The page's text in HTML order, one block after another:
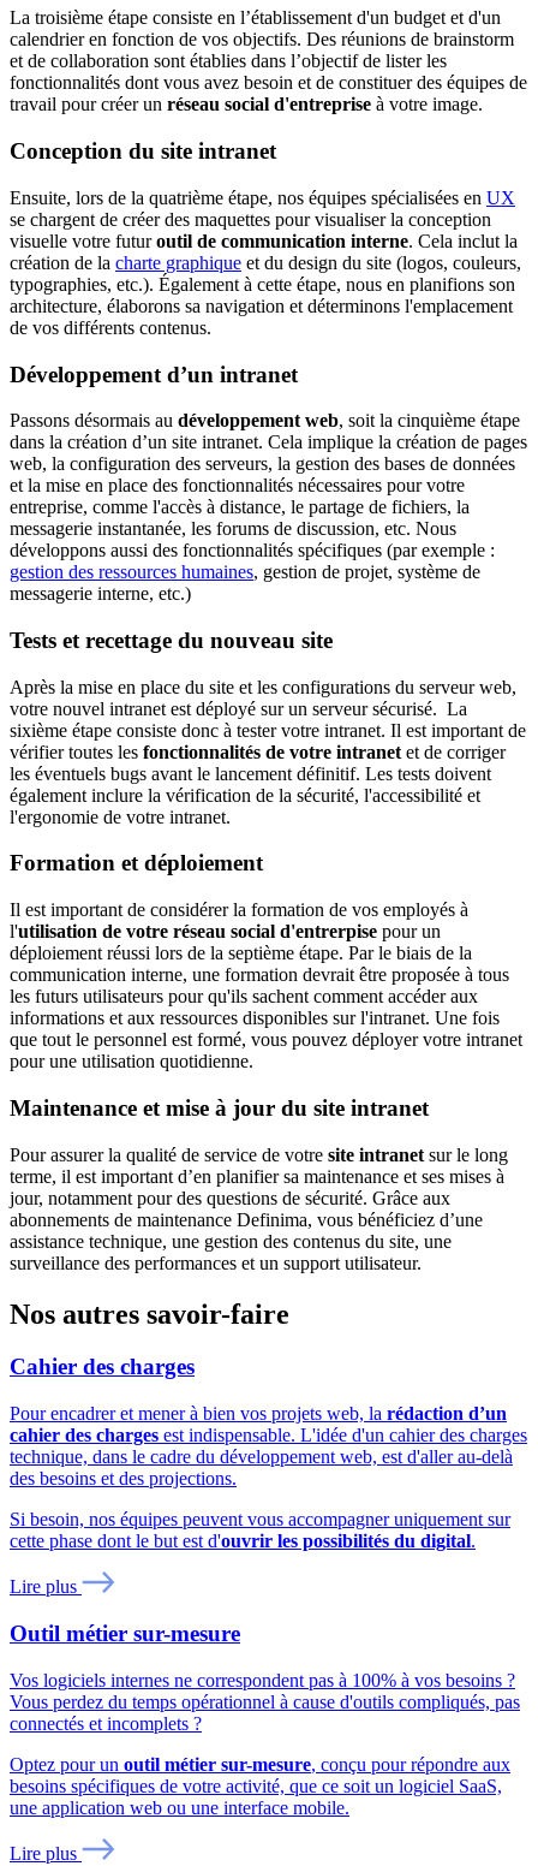
La troisième étape consiste en l’établissement d'un budget et d'un
calendrier en fonction de vos objectifs. Des réunions de brainstorm
et de collaboration sont établies dans l’objectif de lister les
fonctionnalités dont vous avez besoin et de constituer des équipes de
travail pour créer un réseau social d'entreprise à votre image.
Conception du site intranet
Ensuite, lors de la quatrième étape, nos équipes spécialisées en UX
se chargent de créer des maquettes pour visualiser la conception
visuelle votre futuroutil de communication interne. Cela inclut la
création de la charte graphique et du design du site (logos, couleurs,
typographies, etc.). Également à cette étape, nous en planifions son
architecture, élaborons sa navigation et déterminons l'emplacement
de vos différents contenus.
Développement d’un intranet
Passons désormais au développement web, soit la cinquième étape
dans la création d’un site intranet. Cela implique la création de pages
web, la configuration des serveurs, la gestion des bases de données
et la mise en place des fonctionnalités nécessaires pour votre
entreprise, comme l'accès à distance, le partage de fichiers, la
messagerie instantanée, les forums de discussion, etc. Nous
développons aussi des fonctionnalités spécifiques (par exemple :
gestion des ressources humaines, gestion de projet, système de
messagerie interne, etc.)
Tests et recettage du nouveau site
Après la mise en place du site et les configurations du serveur web,
votre nouvel intranet est déployé sur un serveur sécurisé. La
sixième étape consiste donc à tester votre intranet. Il est important de
vérifier toutes les fonctionnalités de votre intranet et de corriger
les éventuels bugs avant le lancement définitif. Les tests doivent
également inclure la vérification de la sécurité, l'accessibilité et
l'ergonomie de votre intranet.
Formation et déploiement
Il est important de considérer la formation de vos employés à
l'utilisation de votre réseau social d'entrerpise pour un
déploiement réussi lors de la septième étape. Par le biais de la
communication interne, une formation devrait être proposée à tous
les futurs utilisateurs pour qu'ils sachent comment accéder aux
informations et aux ressources disponibles sur l'intranet. Une fois
que tout le personnel est formé, vous pouvez déployer votre intranet
pour une utilisation quotidienne.
Maintenance et mise à jour du site intranet
Pour assurer la qualité de service de votre site intranet sur le long
terme, il est important d’en planifier sa maintenance et ses mises à
jour, notamment pour des questions de sécurité. Grâce aux
abonnements de maintenance Definima, vous bénéficiez d’une
assistance technique, une gestion des contenus du site, une
surveillance des performances et un support utilisateur.
Nos autres savoir-faire
Cahier des charges
Pour encadrer et mener à bien vos projets web, la rédaction d’un
cahier des charges est indispensable. L'idée d'un cahier des charges
technique, dans le cadre du développement web, est d'aller au-delà
des besoins et des projections.
Si besoin, nos équipes peuvent vous accompagner uniquement sur
cette phase dont le but est d'ouvrir les possibilités du digital.
Lire plus
Outil métier sur-mesure
Vos logiciels internes ne correspondent pas à 100% à vos besoins ?
Vous perdez du temps opérationnel à cause d'outils compliqués, pas
connectés et incomplets ?
Optez pour un outil métier sur-mesure, conçu pour répondre aux
besoins spécifiques de votre activité, que ce soit un logiciel SaaS,
une application web ou une interface mobile.
Lire plus